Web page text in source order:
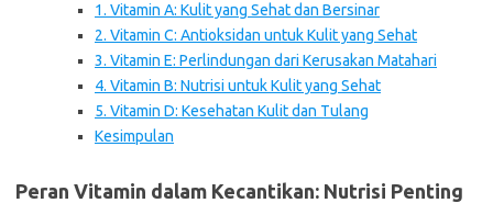
1. Vitamin A: Kulit yang Sehat dan Bersinar
2. Vitamin C: Antioksidan untuk Kulit yang Sehat
3. Vitamin E: Perlindungan dari Kerusakan Matahari
4. Vitamin B: Nutrisi untuk Kulit yang Sehat
5. Vitamin D: Kesehatan Kulit dan Tulang
Kesimpulan
Peran Vitamin dalam Kecantikan: Nutrisi Penting